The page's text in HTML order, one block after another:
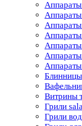
Аппараты
Аппараты
Аппараты
Блинницы
Витрины
Грили
Грили